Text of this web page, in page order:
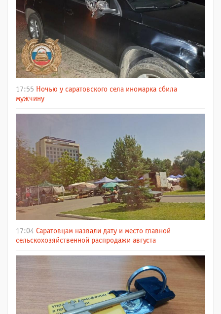
17:55 Ночью у саратовского села иномарка сбила
мужчину
17:04 Саратовцам назвали дату и место главной
сельскохозяйственной распродажи августа